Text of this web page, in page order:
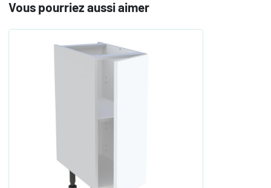
Vous pourriez aussi aimer